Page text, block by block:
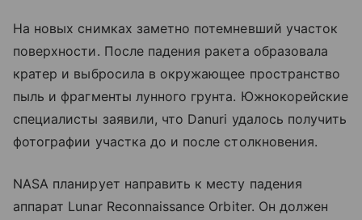
На новых снимках заметно потемневший участок
поверхности. После падения ракета образовала
кратер и выбросила в окружающее пространство
пыль и фрагменты лунного грунта. Южнокорейские
специалисты заявили, что Danuri удалось получить
фотографии участка до и после столкновения.
NASA планирует направить к месту падения
аппарат Lunar Reconnaissance Orbiter. Он должен